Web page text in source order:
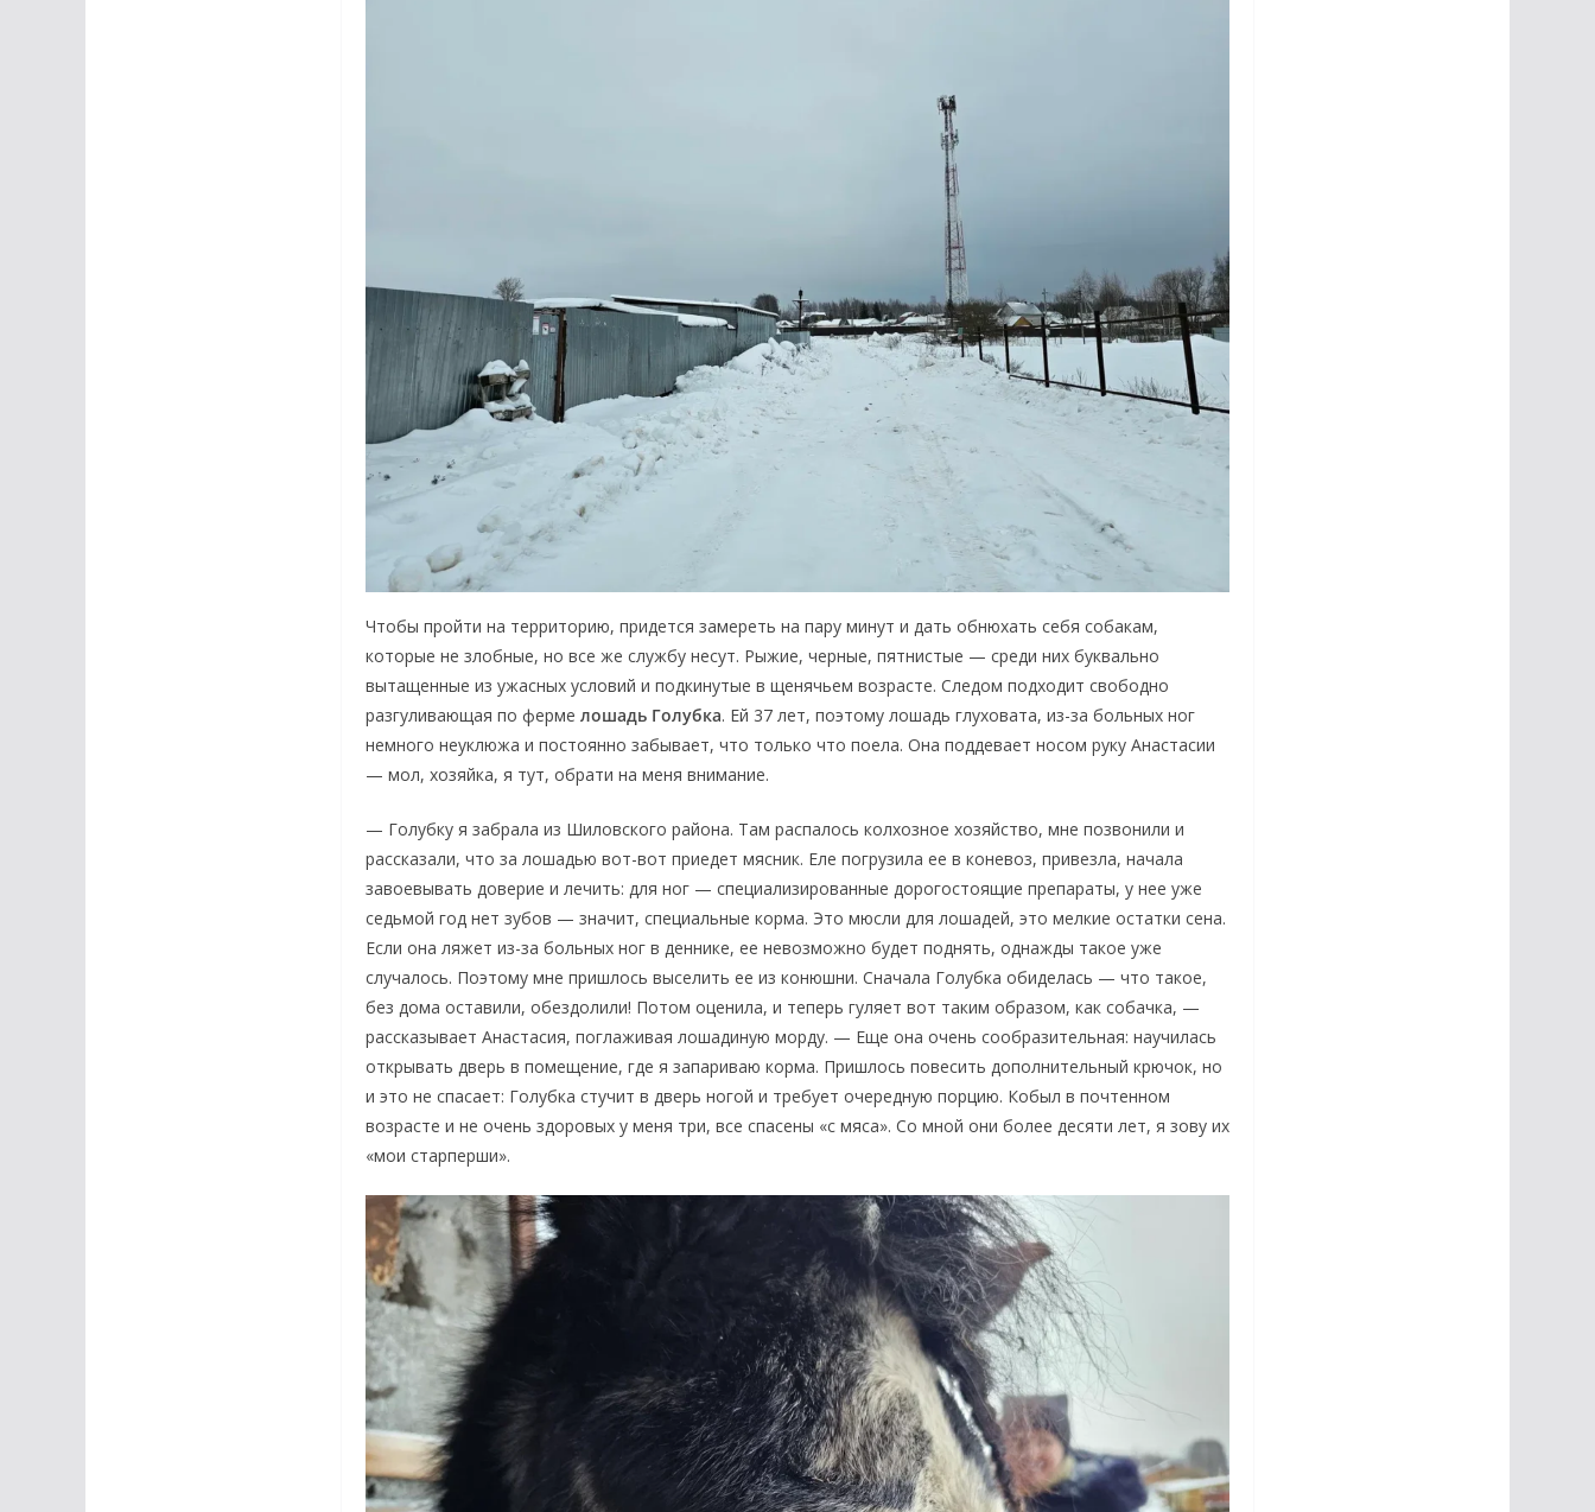
Чтобы пройти на территорию, придется замереть на пару минут и дать обнюхать себя собакам,
которые не злобные, но все же службу несут. Рыжие, черные, пятнистые — среди них буквально
вытащенные из ужасных условий и подкинутые в щенячьем возрасте. Следом подходит свободно
разгуливающая по ферме лошадь Голубка. Ей 37 лет, поэтому лошадь глуховата, из-за больных ног
немного неуклюжа и постоянно забывает, что только что поела. Она поддевает носом руку Анастасии
— мол, хозяйка, я тут, обрати на меня внимание.
— Голубку я забрала из Шиловского района. Там распалось колхозное хозяйство, мне позвонили и
рассказали, что за лошадью вот-вот приедет мясник. Еле погрузила ее в коневоз, привезла, начала
завоевывать доверие и лечить: для ног — специализированные дорогостоящие препараты, у нее уже
седьмой год нет зубов — значит, специальные корма. Это мюсли для лошадей, это мелкие остатки сена.
Если она ляжет из-за больных ног в деннике, ее невозможно будет поднять, однажды такое уже
случалось. Поэтому мне пришлось выселить ее из конюшни. Сначала Голубка обиделась — что такое,
без дома оставили, обездолили! Потом оценила, и теперь гуляет вот таким образом, как собачка, —
рассказывает Анастасия, поглаживая лошадиную морду. — Еще она очень сообразительная: научилась
открывать дверь в помещение, где я запариваю корма. Пришлось повесить дополнительный крючок, но
и это не спасает: Голубка стучит в дверь ногой и требует очередную порцию. Кобыл в почтенном
возрасте и не очень здоровых у меня три, все спасены «с мяса». Со мной они более десяти лет, я зову их
«мои старперши».